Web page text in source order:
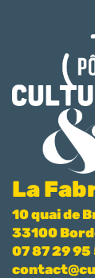
La
10 quai de
33100
07 87 29 95